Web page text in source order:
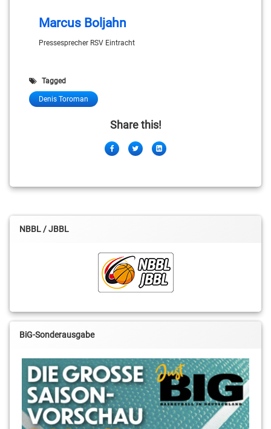
Marcus Boljahn
Pressesprecher RSV Eintracht
Tagged
Denis Toroman
Share this!
FacebookTwitterLinkedIn
NBBL / JBBL
BiG-Sonderausgabe